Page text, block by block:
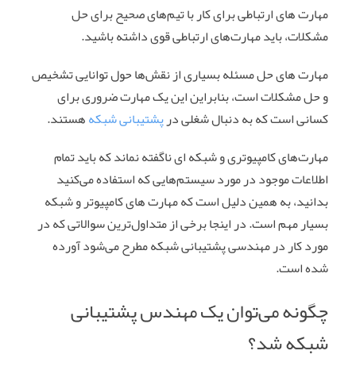
مهارت‌ های ارتباطی برای کار با تیم‌های صحیح برای حل
مشکلات، باید مهارت‌های ارتباطی قوی داشته باشید.
مهارت‌ های حل مسئله بسیاری از نقش‌ها حول توانایی تشخیص
و حل مشکلات است، بنابراین این یک مهارت ضروری برای
کسانی است که به دنبال شغلی درپشتیبانی شبکههستند.
مهارت‌های کامپیوتری و شبکه‌ ای ناگفته نماند که باید تمام
اطلاعات موجود در مورد سیستم‌هایی که استفاده می‌کنید
بدانید، به همین دلیل است که مهارت‌ های کامپیوتر و شبکه
بسیار مهم است. در اینجا برخی از متداول‌ترین سوالاتی که در
مورد کار در مهندسی پشتیبانی شبکه مطرح می‌شود آورده
شده است.
چگونه می‌توان یک مهندس پشتیبانی
شبکه شد؟